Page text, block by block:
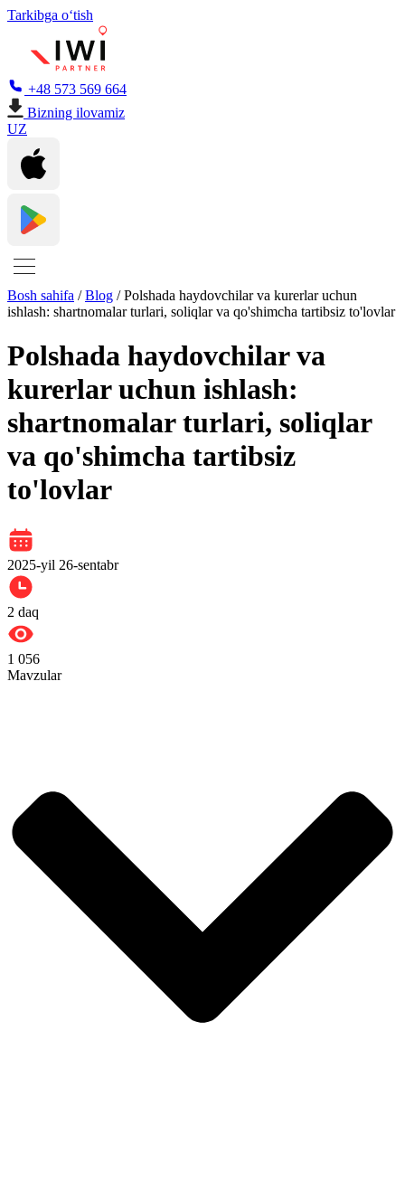
Tarkibga oʻtish
+48 573 569 664
Bizning ilovamiz
UZ
Bosh sahifa /Blog /Polshada haydovchilar va kurerlar uchun
ishlash: shartnomalar turlari, soliqlar va qo'shimcha tartibsiz to'lovlar
Polshada haydovchilar va
kurerlar uchun ishlash:
shartnomalar turlari, soliqlar
va qo'shimcha tartibsiz
to'lovlar
2025-yil 26-sentabr
2 daq
1 056
Mavzular